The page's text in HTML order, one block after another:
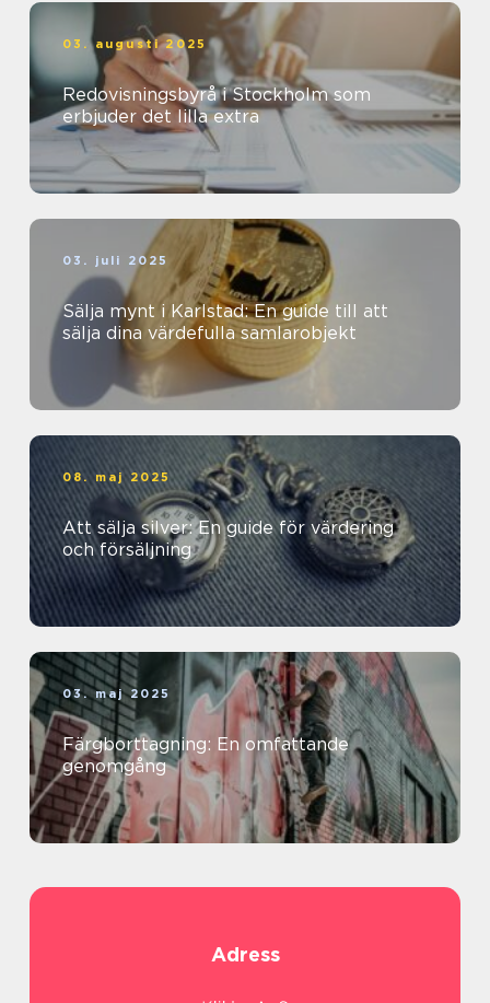
03. augusti 2025
Redovisningsbyrå i Stockholm som
erbjuder det lilla extra
03. juli 2025
Sälja mynt i Karlstad: En guide till att
sälja dina värdefulla samlarobjekt
08. maj 2025
Att sälja silver: En guide för värdering
och försäljning
03. maj 2025
Färgborttagning: En omfattande
genomgång
Adress